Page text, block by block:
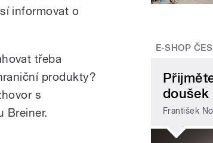
informovat o
třeba
produkty?
s
Breiner.
E-SHOP
doušek
František